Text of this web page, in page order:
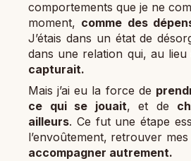
comportements que je ne
moment, comme des
J’étais dans un état de
dans une relation qui, au lieu
capturait.
Mais j’ai eu la force de
ce qui se jouait, et de
ailleurs. Ce fut une étape
l’envoûtement, retrouver
accompagner autrement.